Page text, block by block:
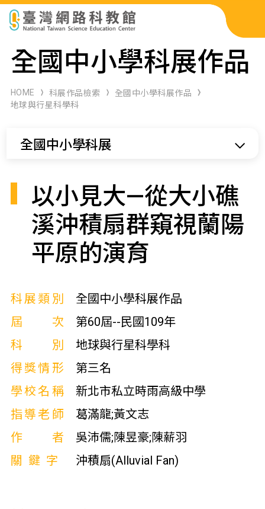
科展作品檢索
科學研習月刊
全國中小學科展作品
HOME 科展作品檢索
全國中小學科展作品
地球與行星科學科
全國中小學科展
以小見大—從大小礁
溪沖積扇群窺視蘭陽
平原的演育
科展類別
全國中小學科展作品
屆次
第60屆--民國109年
科別
地球與行星科學科
得獎情形
第三名
學校名稱
新北市私立時雨高級中學
指導老師
葛滿龍;黃文志
作者
吳沛儒;陳昱豪;陳薪羽
關鍵字
沖積扇(Alluvial Fan)